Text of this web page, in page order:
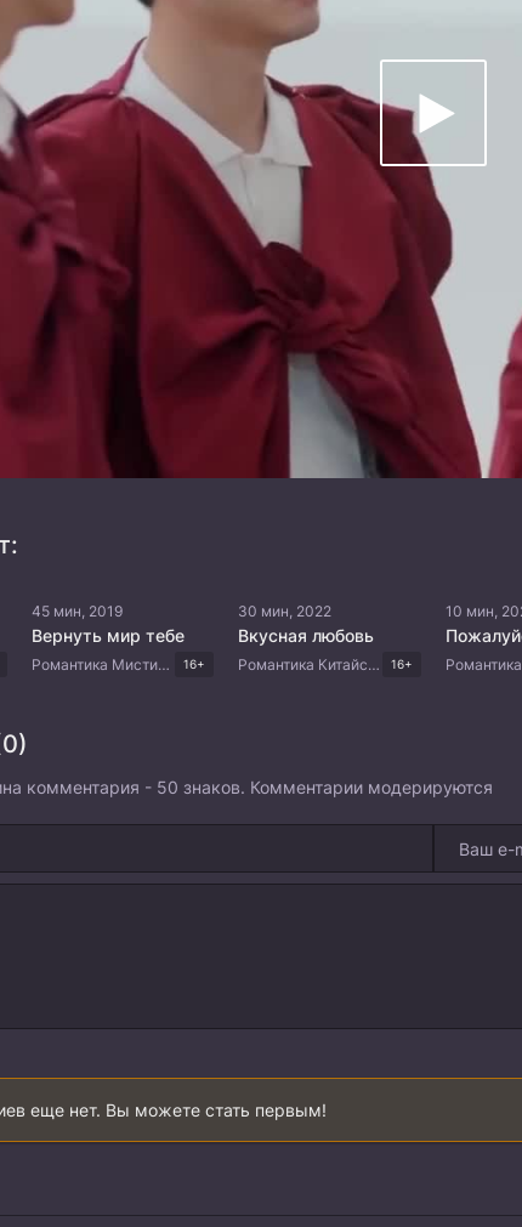
45 мин, 2019
Вернуть мир тебе
Романтика Мистика Драма Китайские дорамы 16+
30 мин, 2022
Вкусная любовь
Романтика Китайские дорамы 16+
10 мин,
комментария - 50 знаков. Комментарии модерируются
еще нет. Вы можете стать первым!